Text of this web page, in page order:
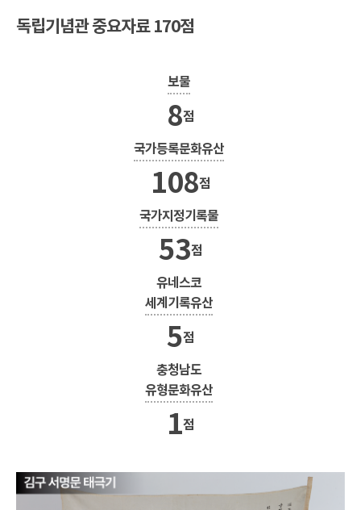
독립기념관 중요자료 170점
보물
8점
국가등록문화유산
108점
국가지정기록물
53점
유네스코
세계기록유산
5점
충청남도
유형문화유산
1점